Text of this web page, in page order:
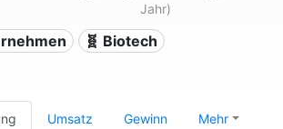
Jahr)
🧬 Biotech
Umsatz Gewinn Mehr